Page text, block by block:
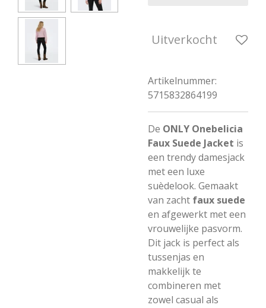
Uitverkocht
Artikelnummer:
5715832864199
De ONLY Onebelicia
Faux Suede Jacket is
een trendy damesjack
met een luxe
suèdelook. Gemaakt
van zacht faux suede
en afgewerkt met een
vrouwelijke pasvorm.
Dit jack is perfect als
tussenjas en
makkelijk te
combineren met
zowel casual als